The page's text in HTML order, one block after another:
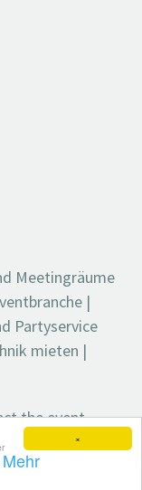
×
Mehr
Meetingräume
|
Partyservice
mieten |
the event
/
mehr